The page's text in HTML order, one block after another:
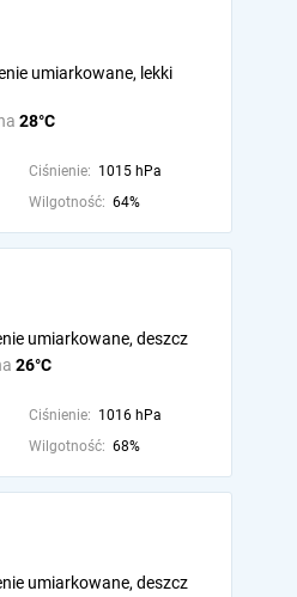
28°C
umiarkowane, lekki
Ciśnienie: 1015 hPa
Wilgotność: 64%
26°C
umiarkowane, deszcz
Ciśnienie: 1016 hPa
Wilgotność: 68%
umiarkowane, deszcz